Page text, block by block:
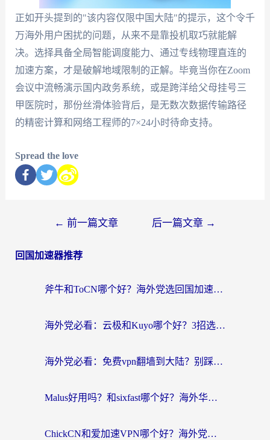
正如开头提到的"该内容仅限中国大陆"的提示，这个令千
万海外用户困扰的问题，从来不是靠投机取巧就能解
决。选择具备全局智能调度能力、通过专线物理直连的
加速方案，才是破解地域限制的正解。毕竟当你在Zoom
会议中流畅演示国内政务系统，或是跨洋给父母挂号三
甲医院时，那份丝滑体验背后，是无数次数据传输路径
的精密计算和网络工程师的7×24小时待命支持。
Spread the love
← 前一篇文章 后一篇文章 →
回国加速器推荐
斧牛和ToCN哪个好？海外党选回国加速器的避坑指南（附免费工具推荐）
海外党必看：云极和Kuyo哪个好？3招选对回国加速器，无缝刷国内资源
海外党必看：免费vpn翻墙到大陆？别踩坑！教你选对回国加速器无缝追剧玩游戏
Malus好用吗？和sixfast哪个好？海外华人亲测3款热门回国加速器，附排名指南
ChickCN和爱加速VPN哪个好？海外党亲测3款回国加速器，这一款才是无缝访问国内资源的最优解